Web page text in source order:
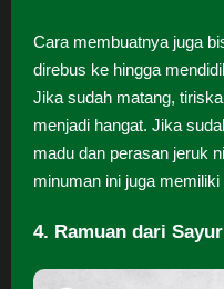
Cara membuatnya juga
direbus ke hingga
Jika sudah matang,
menjadi hangat. Jika
madu dan perasan jeruk
minuman ini juga
4. Ramuan dari Sayur